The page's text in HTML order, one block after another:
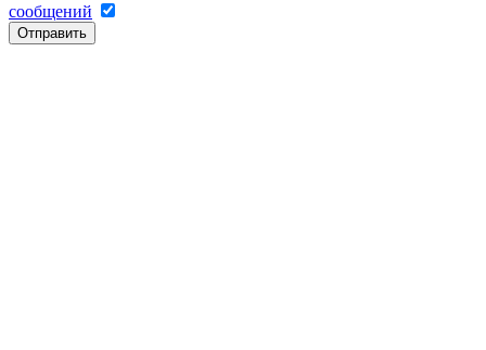
сообщений
Отправить